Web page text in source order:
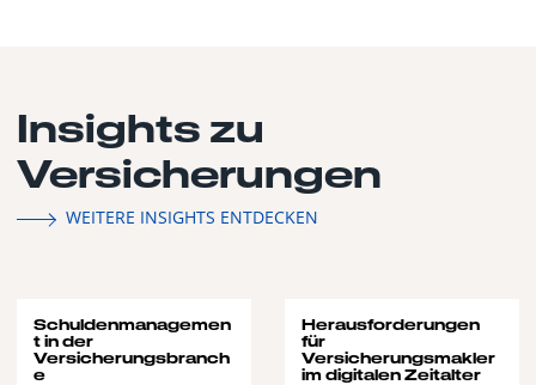
Insights zu
Versicherungen
WEITERE INSIGHTS ENTDECKEN
Schuldenmanagemen
t in der
Versicherungsbranch
e
Herausforderungen
für
Versicherungsmakler
im digitalen Zeitalter